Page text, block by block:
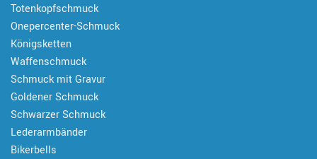
Totenkopfschmuck
Onepercenter-Schmuck
Königsketten
Waffenschmuck
Schmuck mit Gravur
Goldener Schmuck
Schwarzer Schmuck
Lederarmbänder
Bikerbells